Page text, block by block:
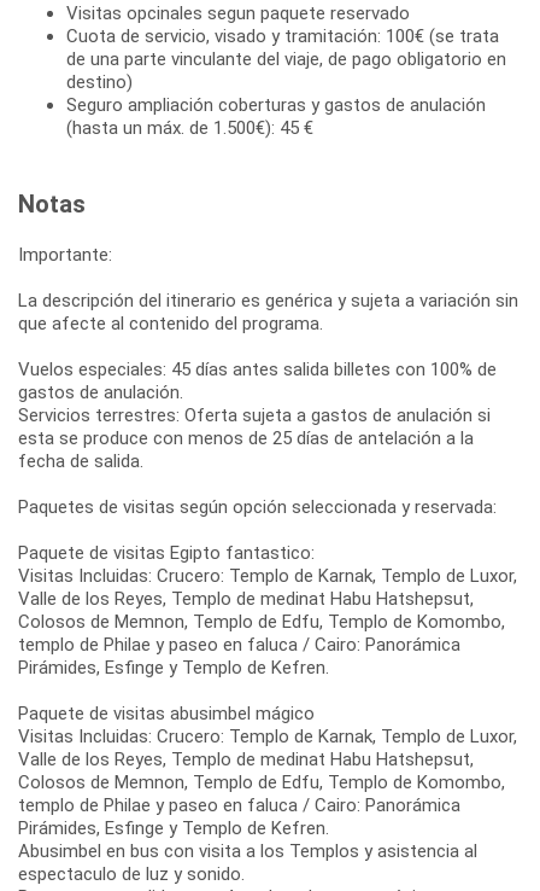
Visitas opcinales segun paquete reservado
Cuota de servicio, visado y tramitación: 100€ (se trata
de una parte vinculante del viaje, de pago obligatorio en
destino)
Seguro ampliación coberturas y gastos de anulación
(hasta un máx. de 1.500€): 45 €
Notas
Importante:
La descripción del itinerario es genérica y sujeta a variación sin
que afecte al contenido del programa.
Vuelos especiales: 45 días antes salida billetes con 100% de
gastos de anulación.
Servicios terrestres: Oferta sujeta a gastos de anulación si
esta se produce con menos de 25 días de antelación a la
fecha de salida.
Paquetes de visitas según opción seleccionada y reservada:
Paquete de visitas Egipto fantastico:
Visitas Incluidas: Crucero: Templo de Karnak, Templo de Luxor,
Valle de los Reyes, Templo de medinat Habu Hatshepsut,
Colosos de Memnon, Templo de Edfu, Templo de Komombo,
templo de Philae y paseo en faluca / Cairo: Panorámica
Pirámides, Esfinge y Templo de Kefren.
Paquete de visitas abusimbel mágico
Visitas Incluidas: Crucero: Templo de Karnak, Templo de Luxor,
Valle de los Reyes, Templo de medinat Habu Hatshepsut,
Colosos de Memnon, Templo de Edfu, Templo de Komombo,
templo de Philae y paseo en faluca / Cairo: Panorámica
Pirámides, Esfinge y Templo de Kefren.
Abusimbel en bus con visita a los Templos y asistencia al
espectaculo de luz y sonido.